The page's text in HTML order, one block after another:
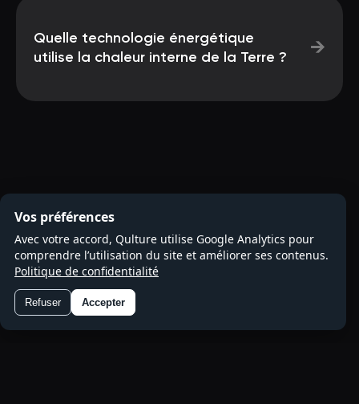
Quelle technologie énergétique
utilise la chaleur interne de la Terre ?
→
Vos préférences
Avec votre accord, Qulture utilise Google Analytics pour
comprendre l’utilisation du site et améliorer ses contenus.
Politique de confidentialité
Refuser Accepter